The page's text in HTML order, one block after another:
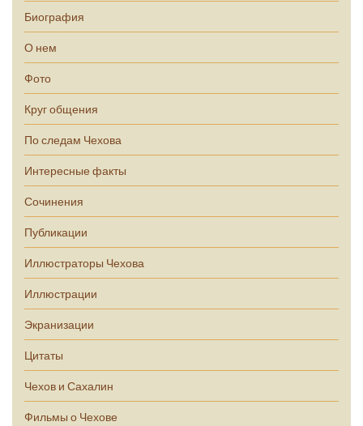
Биография
О нем
Фото
Круг общения
По следам Чехова
Интересные факты
Сочинения
Публикации
Иллюстраторы Чехова
Иллюстрации
Экранизации
Цитаты
Чехов и Сахалин
Фильмы о Чехове